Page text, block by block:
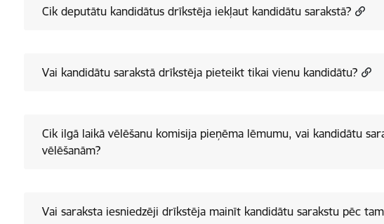
Cik deputātu kandidātus drīkstēja iekļaut kandidātu sarakstā?
Vai kandidātu sarakstā drīkstēja pieteikt tikai vienu kandidātu?
Cik ilgā laikā vēlēšanu komisija pieņēma lēmumu, vai kandidātu
vēlēšanām?
Vai saraksta iesniedzēji drīkstēja mainīt kandidātu sarakstu pēc